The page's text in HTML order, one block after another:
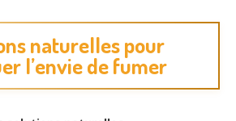
naturelles pour
l’envie de fumer